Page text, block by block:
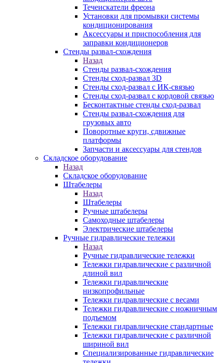
Течеискатели фреона
Установки для промывки системы
кондиционирования
Аксессуары и приспособления для
заправки кондиционеров
Стенды развал-схождения
Назад
Стенды развал-схождения
Стенды сход-развал 3D
Стенды сход-развал с ИК-связью
Стенды сход-развал с кордовой связью
Бесконтактные стенды сход-развал
Стенды развал-схождения для
грузовых авто
Поворотные круги, сдвижные
платформы
Запчасти и аксессуары для стендов
Складское оборудование
Назад
Складское оборудование
Штабелеры
Назад
Штабелеры
Ручные штабелеры
Самоходные штабелеры
Электрические штабелеры
Ручные гидравлические тележки
Назад
Ручные гидравлические тележки
Тележки гидравлические с различной
длиной вил
Тележки гидравлические
низкопрофильные
Тележки гидравлические с весами
Тележки гидравлические с ножничным
подъемом
Тележки гидравлические стандартные
Тележки гидравлические с различной
шириной вил
Специализированные гидравлические